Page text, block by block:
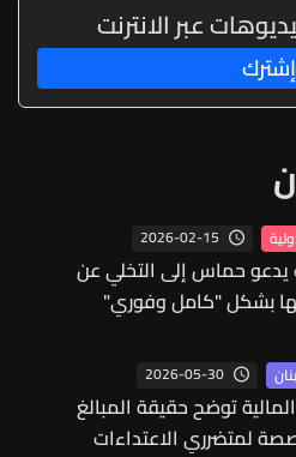
عبر الانترنت
إشترك
2026-02-15
يدعو حماس إلى التخلي عن
بشكل "كامل وفوري"
2026-05-30
توضح حقيقة المبالغ
لمتضرري الاعتداءات